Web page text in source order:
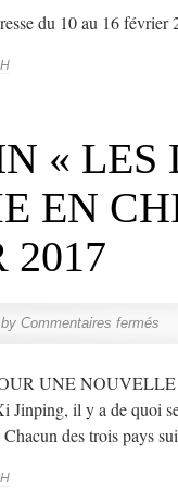
du 10 au 16 février
« LES
EN
2017
by Commentaires fermés
UNE NOUVELLE
Jinping, il y a de quoi
des trois pays